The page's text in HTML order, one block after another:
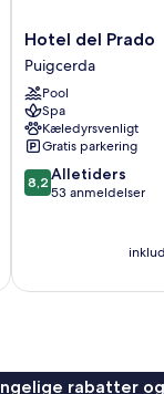
Hotel
del
Prado
Puigcerda
Hotel del Prado
Puigcerda
Pool
Spa
Kæledyrsvenligt
Gratis parkering
8.2
ud
anmeldelser
8,2 Alletiders
53 anmeldelser
rabatter